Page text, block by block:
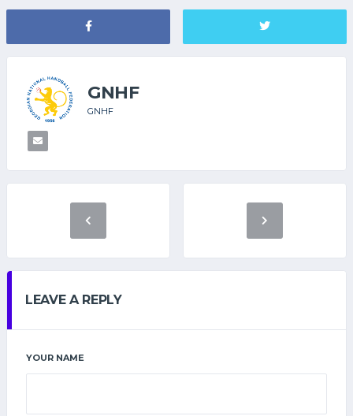
GNHF
GNHF
LEAVE A REPLY
YOUR NAME